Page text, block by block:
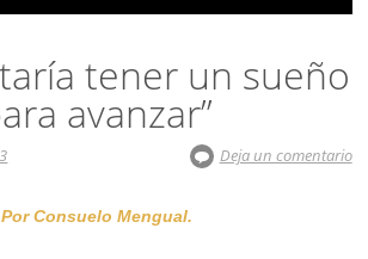
tener un sueño
avanzar”
Deja un comentario
Consuelo Mengual.